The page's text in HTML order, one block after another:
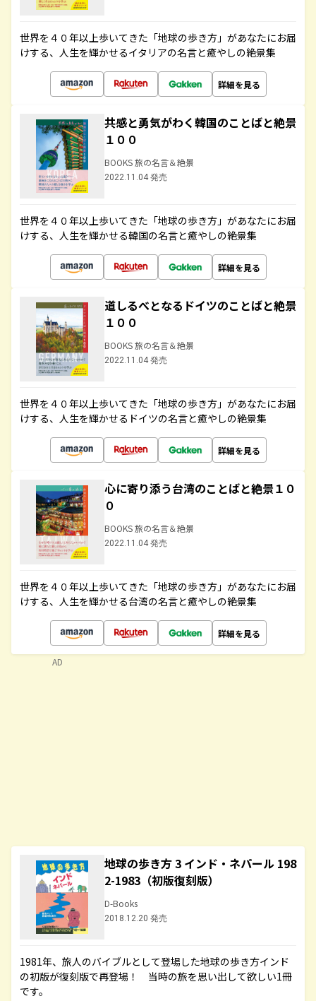
世界を４０年以上歩いてきた「地球の歩き方」があなたにお届
けする、人生を輝かせるイタリアの名言と癒やしの絶景集
詳細を見る
共感と勇気がわく韓国のことばと絶景
１００
BOOKS 旅の名言＆絶景
2022.11.04 発売
世界を４０年以上歩いてきた「地球の歩き方」があなたにお届
けする、人生を輝かせる韓国の名言と癒やしの絶景集
詳細を見る
道しるべとなるドイツのことばと絶景
１００
BOOKS 旅の名言＆絶景
2022.11.04 発売
世界を４０年以上歩いてきた「地球の歩き方」があなたにお届
けする、人生を輝かせるドイツの名言と癒やしの絶景集
詳細を見る
心に寄り添う台湾のことばと絶景１０
０
BOOKS 旅の名言＆絶景
2022.11.04 発売
世界を４０年以上歩いてきた「地球の歩き方」があなたにお届
けする、人生を輝かせる台湾の名言と癒やしの絶景集
詳細を見る
地球の歩き方 3 インド・ネパール 198
2-1983（初版復刻版）
D-Books
2018.12.20 発売
1981年、旅人のバイブルとして登場した地球の歩き方インド
の初版が復刻版で再登場！ 当時の旅を思い出して欲しい1冊
です。
AD